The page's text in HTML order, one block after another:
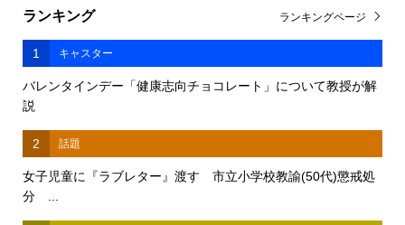
ランキング
1 キャスター
バレンタインデー「健康志向チョコレート」について教授が解
説
2 話題
女子児童に『ラブレター』渡す 市立小学校教諭(50代)懲戒処
分 ...
ランキングページ